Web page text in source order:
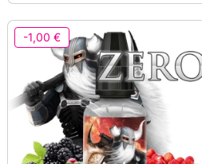
-1,00 €